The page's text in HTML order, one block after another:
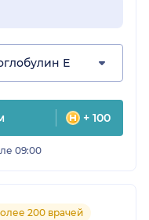
Е
+ 100
09:00
200 врачей